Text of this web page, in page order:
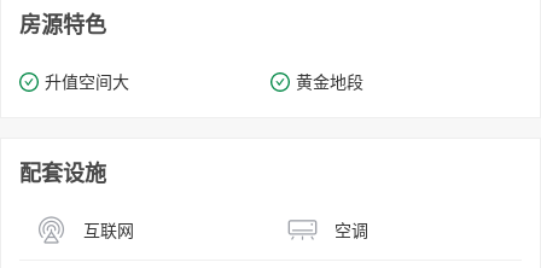
房源特色
升值空间大 黄金地段
配套设施
互联网 空调